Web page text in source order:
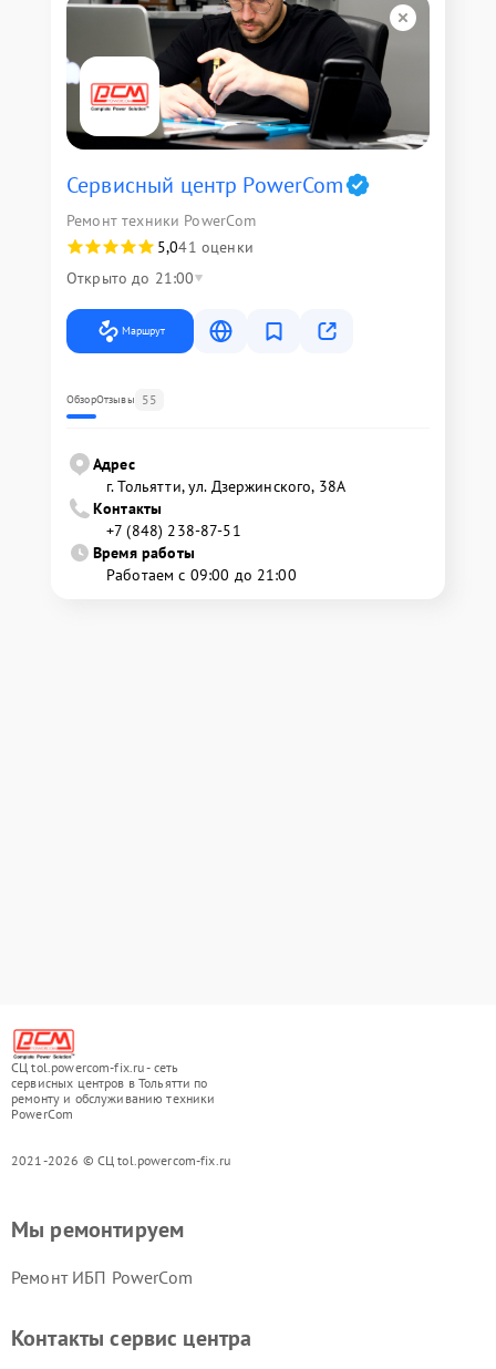
Сервисный центр PowerCom
Ремонт техники PowerCom
5,041 оценки
Открыто до 21:00
Маршрут
ОбзорОтзывы 55
Адрес
г. Тольятти, ул. Дзержинского, 38А
Контакты
+7 (848) 238-87-51
Время работы
Работаем с 09:00 до 21:00
СЦ tol.powercom-fix.ru - сеть
сервисных центров в Тольятти по
ремонту и обслуживанию техники
PowerCom
2021-2026 © СЦ tol.powercom-fix.ru
Мы ремонтируем
Ремонт ИБП PowerCom
Контакты сервис центра